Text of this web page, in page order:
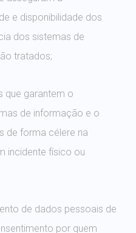
e disponibilidade dos
dos sistemas de
tratados;
garantem o
de informação e o
de forma célere na
incidente físico ou
de dados pessoais de
por quem